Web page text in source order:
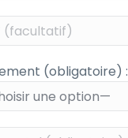
(obligatoire) :